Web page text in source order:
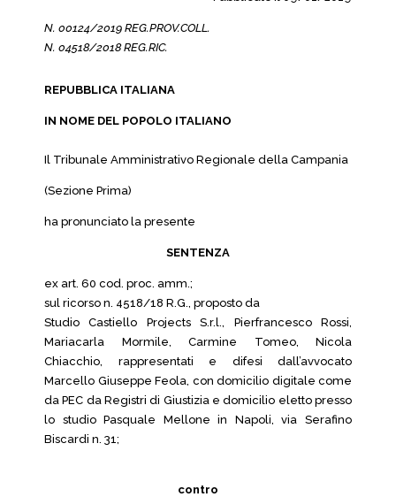
N. 00124/2019 REG.PROV.COLL.
N. 04518/2018 REG.RIC.
REPUBBLICA ITALIANA
IN NOME DEL POPOLO ITALIANO
Il Tribunale Amministrativo Regionale della Campania
(Sezione Prima)
ha pronunciato la presente
SENTENZA
ex art. 60 cod. proc. amm.;
sul ricorso n. 4518/18 R.G., proposto da
Studio Castiello Projects S.r.l., Pierfrancesco Rossi,
Mariacarla Mormile, Carmine Tomeo, Nicola
Chiacchio, rappresentati e difesi dall’avvocato
Marcello Giuseppe Feola, con domicilio digitale come
da PEC da Registri di Giustizia e domicilio eletto presso
lo studio Pasquale Mellone in Napoli, via Serafino
Biscardi n. 31;
contro